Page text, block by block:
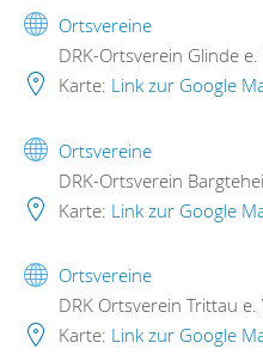
Ortsvereine
DRK-Ortsverein Glinde e.
Karte: Link zur Google
Ortsvereine
DRK-Ortsverein
Karte: Link zur Google
Ortsvereine
DRK Ortsverein Trittau e.
Karte: Link zur Google